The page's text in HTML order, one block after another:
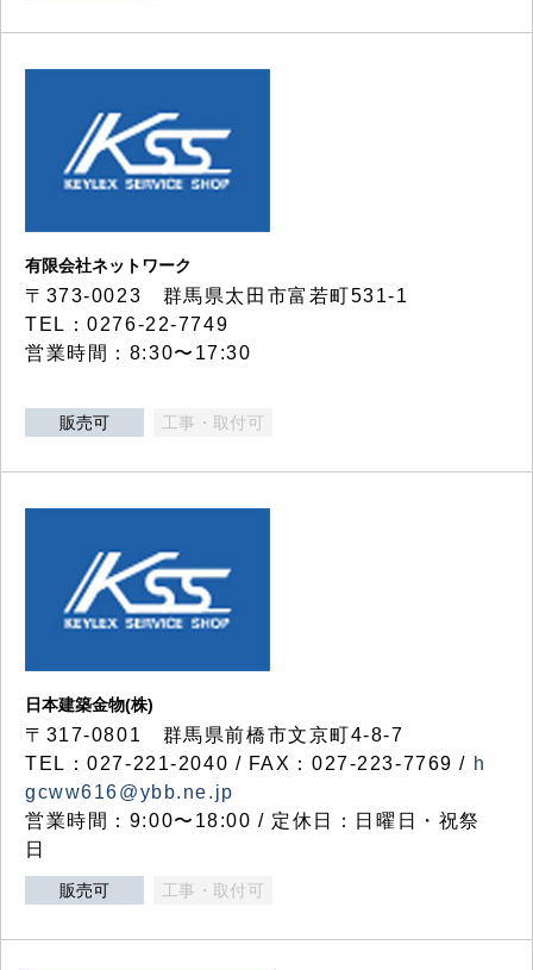
有限会社ネットワーク
〒373-0023 群馬県太田市富若町531-1
TEL：0276-22-7749
営業時間：8:30〜17:30
販売可 工事・取付可
日本建築金物(株)
〒317‐0801 群馬県前橋市文京町4-8-7
TEL：027-221-2040 / FAX：027-223-7769 / h
gcww616@ybb.ne.jp
営業時間：9:00〜18:00 / 定休日：日曜日・祝祭
日
販売可 工事・取付可